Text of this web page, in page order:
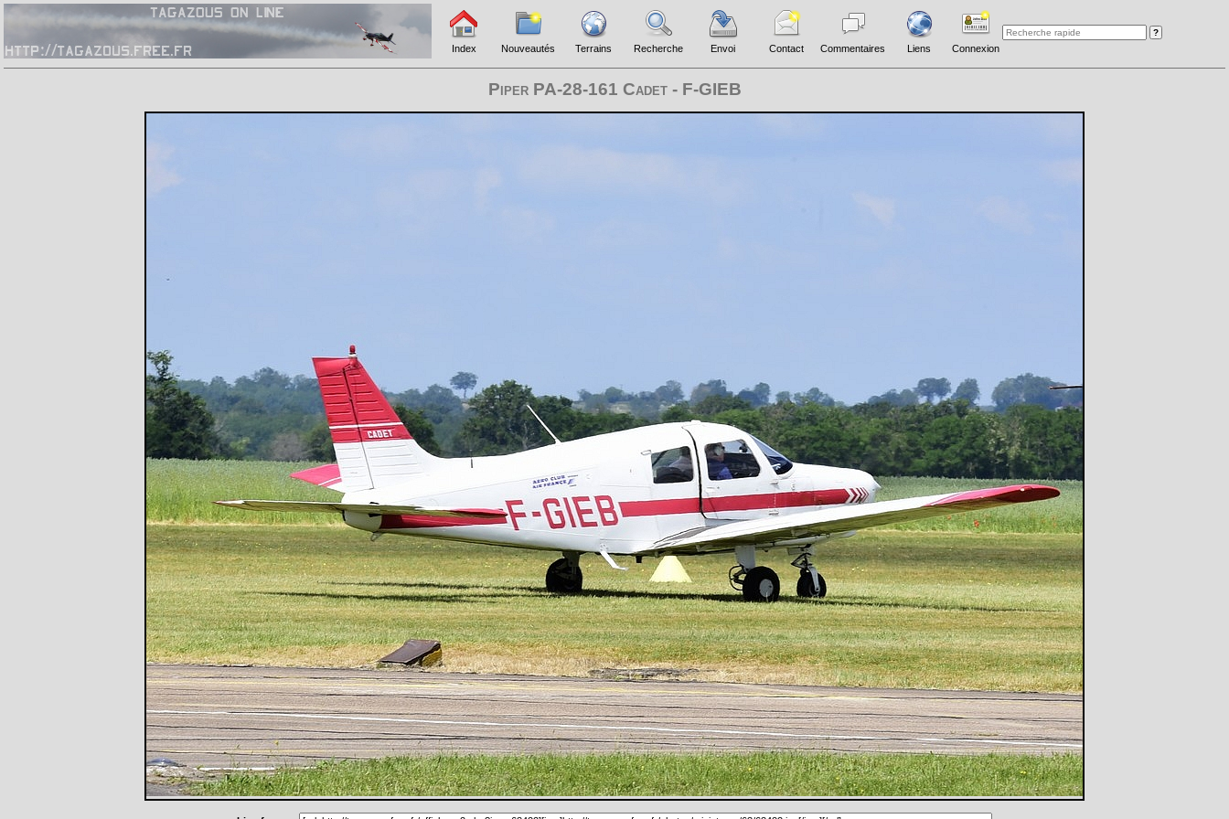
Index Nouveautés Terrains Recherche Envoi Contact Commentaires Liens Connexion
Piper PA-28-161 Cadet - F-GIEB